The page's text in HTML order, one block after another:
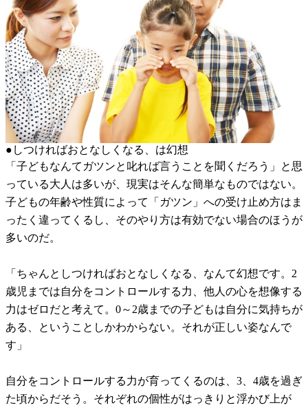
●しつければおとなしくなる、は幻想
「子どもなんてガツンと叱れば言うことを聞くだろう」と思
っている大人は多いが、現実はそんな簡単なものではない。
子どもの年齢や性質によって「ガツン」への受け止め方はま
ったく違ってくるし、そのやり方は有効でない場合のほうが
多いのだ。
「ちゃんとしつければおとなしくなる、なんて幻想です。2
歳児までは自分をコントロールする力、他人の心を想像する
力はゼロだと考えて。0～2歳までの子どもは自分に気持ちが
ある、ということしかわからない。それが正しい姿なんで
す」
自分をコントロールする力が育ってくるのは、3、4歳を過ぎ
た頃からだそう。それぞれの個性がはっきりと浮かび上が